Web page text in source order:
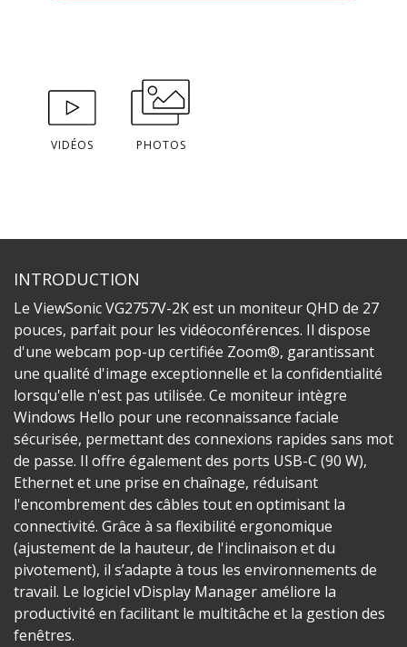
VIDÉOS PHOTOS
INTRODUCTION
Le ViewSonic VG2757V-2K est un moniteur QHD de 27
pouces, parfait pour les vidéoconférences. Il dispose
d'une webcam pop-up certifiée Zoom®, garantissant
une qualité d'image exceptionnelle et la confidentialité
lorsqu'elle n'est pas utilisée. Ce moniteur intègre
Windows Hello pour une reconnaissance faciale
sécurisée, permettant des connexions rapides sans mot
de passe. Il offre également des ports USB-C (90 W),
Ethernet et une prise en chaînage, réduisant
l'encombrement des câbles tout en optimisant la
connectivité. Grâce à sa flexibilité ergonomique
(ajustement de la hauteur, de l'inclinaison et du
pivotement), il s’adapte à tous les environnements de
travail. Le logiciel vDisplay Manager améliore la
productivité en facilitant le multitâche et la gestion des
fenêtres.